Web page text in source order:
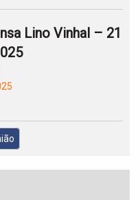
Lino Vinhal – 21